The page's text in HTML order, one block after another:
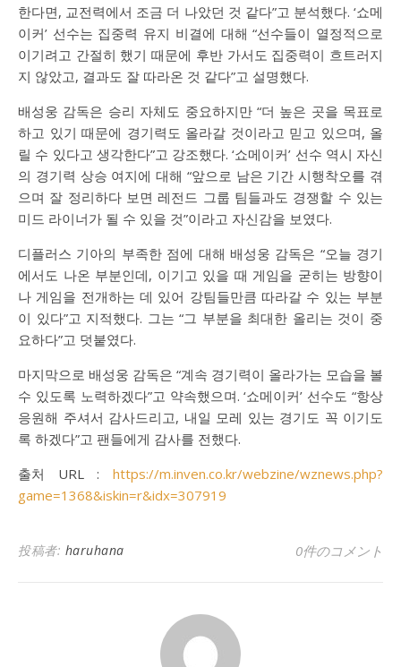
한다면, 교전력에서 조금 더 나았던 것 같다”고 분석했다. ‘쇼메
이커’ 선수는 집중력 유지 비결에 대해 “선수들이 열정적으로
이기려고 간절히 했기 때문에 후반 가서도 집중력이 흐트러지
지 않았고, 결과도 잘 따라온 것 같다”고 설명했다.
배성웅 감독은 승리 자체도 중요하지만 “더 높은 곳을 목표로
하고 있기 때문에 경기력도 올라갈 것이라고 믿고 있으며, 올
릴 수 있다고 생각한다”고 강조했다. ‘쇼메이커’ 선수 역시 자신
의 경기력 상승 여지에 대해 “앞으로 남은 기간 시행착오를 겪
으며 잘 정리하다 보면 레전드 그룹 팀들과도 경쟁할 수 있는
미드 라이너가 될 수 있을 것”이라고 자신감을 보였다.
디플러스 기아의 부족한 점에 대해 배성웅 감독은 “오늘 경기
에서도 나온 부분인데, 이기고 있을 때 게임을 굳히는 방향이
나 게임을 전개하는 데 있어 강팀들만큼 따라갈 수 있는 부분
이 있다”고 지적했다. 그는 “그 부분을 최대한 올리는 것이 중
요하다”고 덧붙였다.
마지막으로 배성웅 감독은 “계속 경기력이 올라가는 모습을 볼
수 있도록 노력하겠다”고 약속했으며. ‘쇼메이커’ 선수도 “항상
응원해 주셔서 감사드리고, 내일 모레 있는 경기도 꼭 이기도
록 하겠다”고 팬들에게 감사를 전했다.
출처 URL : https://m.inven.co.kr/webzine/wznews.php?
game=1368&iskin=r&idx=307919
投稿者: haruhana 0件のコメント